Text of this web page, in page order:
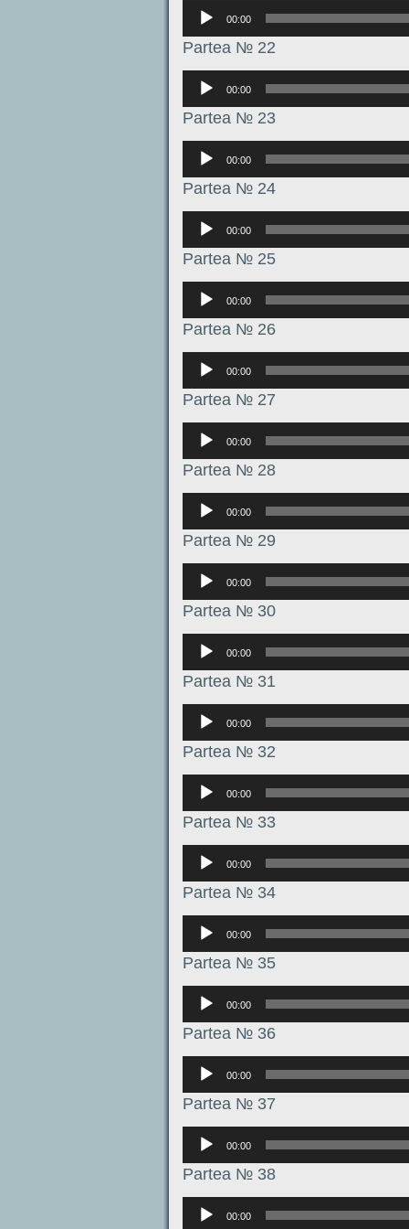
Аудиоплеер
00:00
Partea № 22
Аудиоплеер
00:00
Partea № 23
Аудиоплеер
00:00
Partea № 24
Аудиоплеер
00:00
Partea № 25
Аудиоплеер
00:00
Partea № 26
Аудиоплеер
00:00
Partea № 27
Аудиоплеер
00:00
Partea № 28
Аудиоплеер
00:00
Partea № 29
Аудиоплеер
00:00
Partea № 30
Аудиоплеер
00:00
Partea № 31
Аудиоплеер
00:00
Partea № 32
Аудиоплеер
00:00
Partea № 33
Аудиоплеер
00:00
Partea № 34
Аудиоплеер
00:00
Partea № 35
Аудиоплеер
00:00
Partea № 36
Аудиоплеер
00:00
Partea № 37
Аудиоплеер
00:00
Partea № 38
Аудиоплеер
00:00